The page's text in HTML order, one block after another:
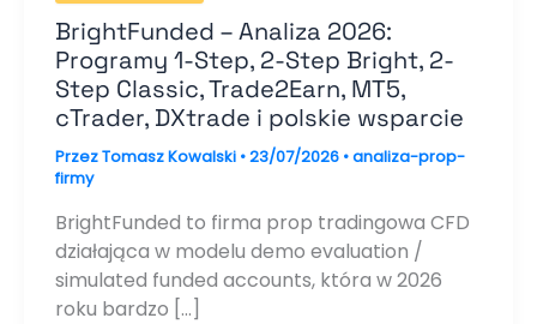
BrightFunded – Analiza 2026:
Programy 1-Step, 2-Step Bright, 2-
Step Classic, Trade2Earn, MT5,
cTrader, DXtrade i polskie wsparcie
PrzezTomasz Kowalski •23/07/2026 •analiza-prop-
firmy
BrightFunded to firma prop tradingowa CFD
działająca w modelu demo evaluation /
simulated funded accounts, która w 2026
roku bardzo […]